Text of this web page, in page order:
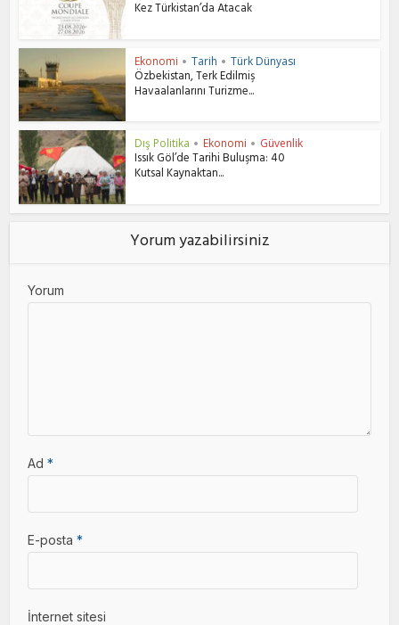
Kez Türkistan’da Atacak
Ekonomi • Tarih • Türk Dünyası
Özbekistan, Terk Edilmiş
Havaalanlarını Turizme...
Dış Politika • Ekonomi • Güvenlik
Issık Göl’de Tarihi Buluşma: 40
Kutsal Kaynaktan...
Yorum yazabilirsiniz
Yorum
Ad*
E-posta*
İnternet sitesi